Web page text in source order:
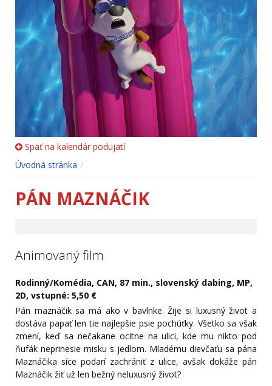
Späť na kalendár podujatí
Úvodná stránka
PÁN MAZNÁČIK
Animovaný film
Rodinný/Komédia, CAN, 87 min., slovenský dabing, MP,
2D, vstupné: 5,50 €
Pán maznáčik sa má ako v bavlnke. Žije si luxusný život a
dostáva papať len tie najlepšie psie pochúťky. Všetko sa však
zmení, keď sa nečakane ocitne na ulici, kde mu nikto pod
ňufák neprinesie misku s jedlom. Mladému dievčaťu sa pána
Maznáčika síce podarí zachrániť z ulice, avšak dokáže pán
Maznáčik žiť už len bežný neluxusný život?